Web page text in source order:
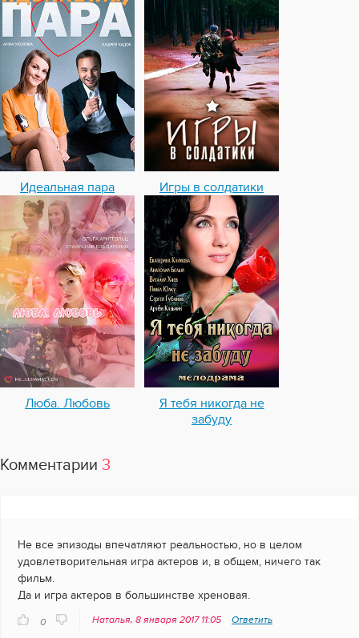
Идеальная пара Игры в солдатики
Люба. Любовь
Я тебя никогда не
забуду
Комментарии 3
Не все эпизоды впечатляют реальностью, но в целом
удовлетворительная игра актеров и, в общем, ничего так
фильм.
Да и игра актеров в большинстве хреновая.
0 Наталья, 8 января 2017 11:05 Ответить